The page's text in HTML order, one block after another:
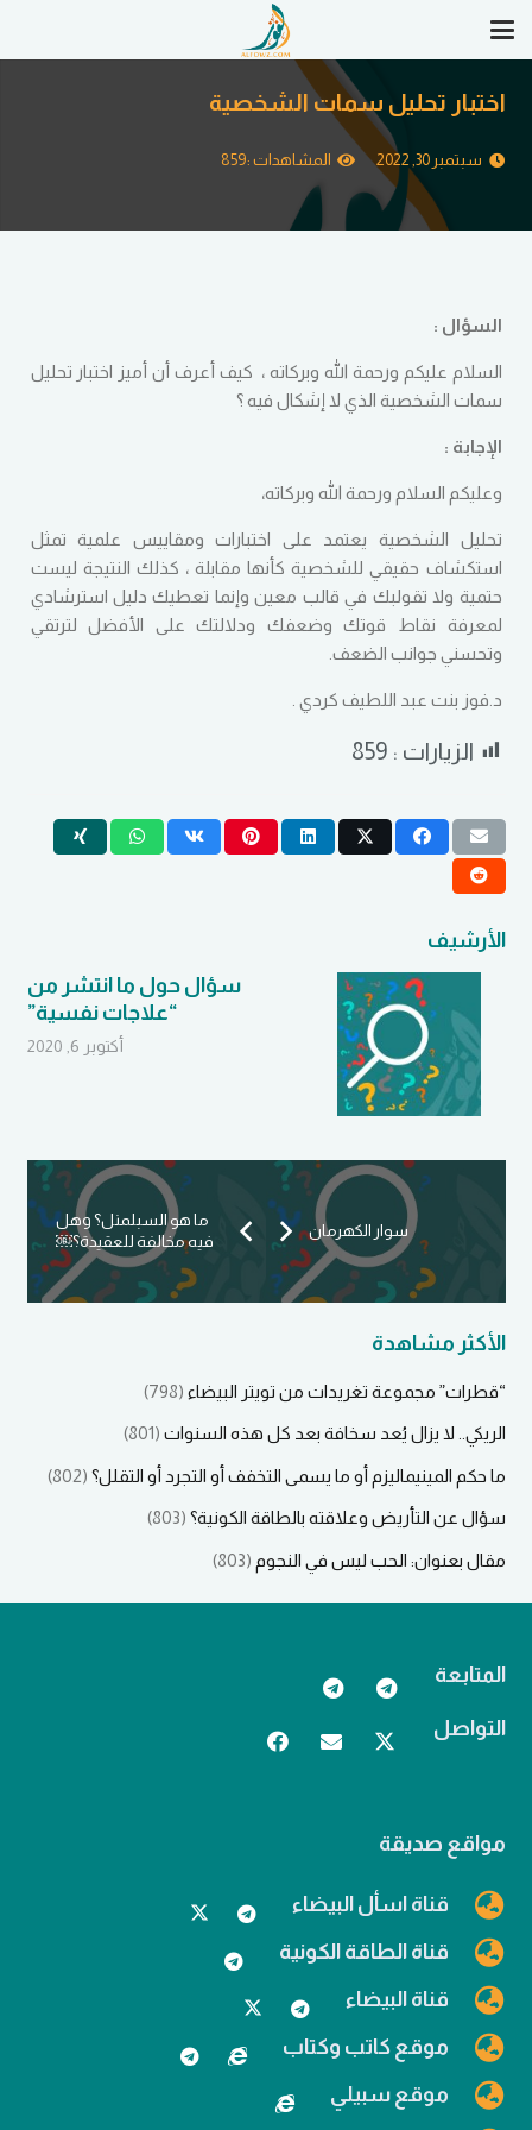
اختبار تحليل سمات الشخصية
سبتمبر 30, 2022 المشاهدات :859
السؤال :
السلام عليكم ورحمة الله وبركاته ، كيف أعرف أن أميز اختبار تحليل
سمات الشخصية الذي لا إشكال فيه ؟
الإجابة :
وعليكم السلام ورحمة الله وبركاته،
تحليل الشخصية يعتمد على اختبارات ومقاييس علمية تمثل
استكشاف حقيقي للشخصية كأنها مقابلة ، كذلك النتيجة ليست
حتمية ولا تقولبك في قالب معين وإنما تعطيك دليل استرشادي
لمعرفة نقاط قوتك وضعفك ودلالتك على الأفضل لترتقي
وتحسني جوانب الضعف.
د.فوز بنت عبد اللطيف كردي .
الزيارات : 859
الأرشيف
سؤال حول ما انتشر من
“علاجات نفسية”
أكتوبر 6, 2020
ما هو السبلمنل؟ وهل
فيه مخالفة للعقيدة؟￼
سوار الكهرمان
الأكثر مشاهدة
“قطرات” مجموعة تغريدات من تويتر البيضاء (798)
الريكي.. لا يزال يُعد سخافة بعد كل هذه السنوات (801)
ما حكم المينيماليزم أو ما يسمى التخفف أو التجرد أو التقلل؟ (802)
سؤال عن التأريض وعلاقته بالطاقة الكونية؟ (803)
مقال بعنوان: الحب ليس في النجوم (803)
المتابعة
التواصل
مواقع صديقة
قناة اسأل البيضاء
قناة الطاقة الكونية
قناة البيضاء
موقع كاتب وكتاب
موقع سبيلي